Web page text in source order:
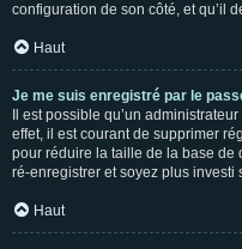
configuration de son côté, et qu’il
Haut
Je me suis enregistré par le
Il est possible qu’un
effet, il est courant de supprimer
pour réduire la taille de la base de
ré-enregistrer et soyez plus investi
Haut